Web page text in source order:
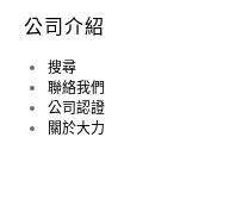
公司介紹
搜尋
聯絡我們
公司認證
關於大力